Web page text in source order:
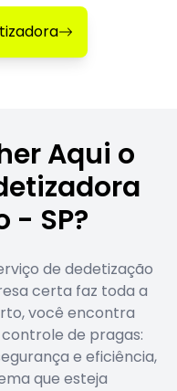
Aqui o
- SP?
de dedetização
certa faz toda a
você encontra
de pragas:
e eficiência,
que esteja